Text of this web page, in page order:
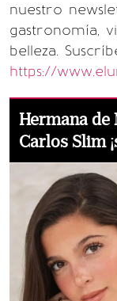
nuestro
gastronomía,
belleza.
https://
Hermana de
Carlos Slim